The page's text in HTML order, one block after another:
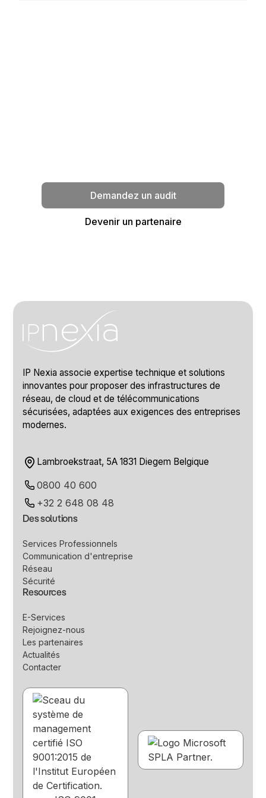
Demandez un audit
Devenir un partenaire
IP Nexia associe expertise technique et solutions
innovantes pour proposer des infrastructures de
réseau, de cloud et de télécommunications
sécurisées, adaptées aux exigences des entreprises
modernes.
Lambroekstraat, 5A 1831 Diegem Belgique
0800 40 600
+32 2 648 08 48
Des solutions
Services Professionnels
Communication d'entreprise
Réseau
Sécurité
Resources
E-Services
Rejoignez-nous
Les partenaires
Actualités
Contacter